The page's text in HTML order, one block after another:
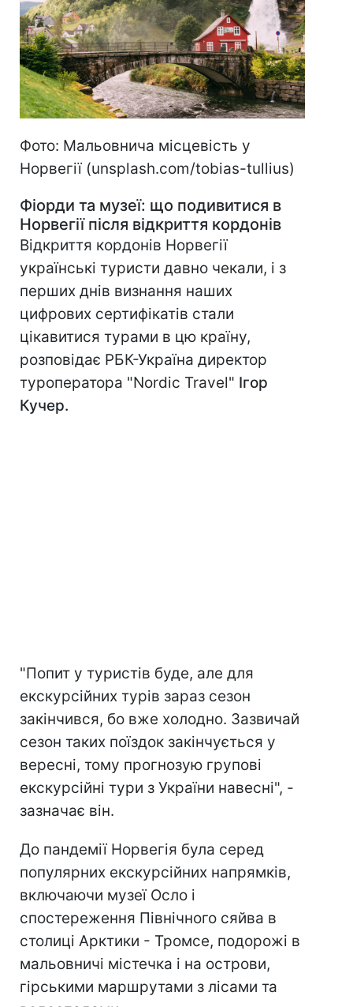
Фото: Мальовнича місцевість у
Норвегії (unsplash.com/tobias-tullius)
Фіорди та музеї: що подивитися в
Норвегіїпісля відкриття кордонів
Відкриття кордонів Норвегії
українські туристи давно чекали, і з
перших днів визнання наших
цифрових сертифікатів стали
цікавитися турами в цю країну,
розповідає РБК-Україна директор
туроператора "Nordic Travel" Ігор
Кучер.
"Попит у туристів буде, але для
екскурсійних турів зараз сезон
закінчився, бо вже холодно. Зазвичай
сезон таких поїздок закінчується у
вересні, тому прогнозую групові
екскурсійні тури з України навесні", -
зазначає він.
До пандемії Норвегія була серед
популярних екскурсійних напрямків,
включаючи музеї Осло і
спостереження Північного сяйва в
столиці Арктики - Тромсе, подорожі в
мальовничі містечка і на острови,
гірськими маршрутами з лісами та